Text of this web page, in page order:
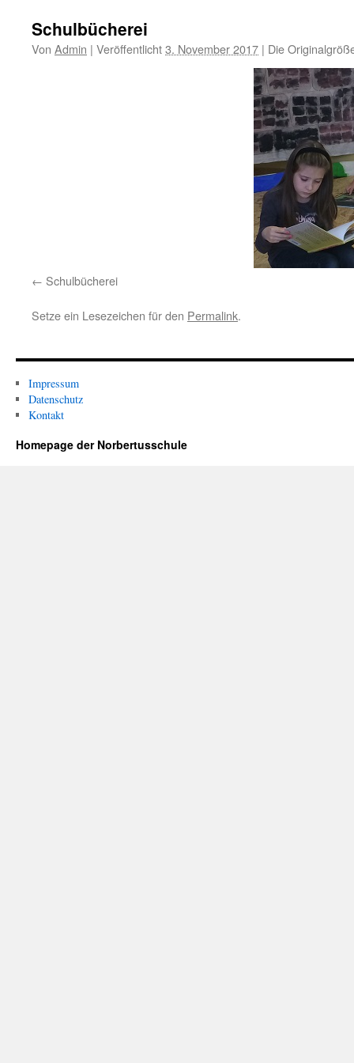
Schulbücherei
Von Admin | Veröffentlicht3. November 2017 | Die
Schulbücherei
Setze ein Lesezeichen für den Permalink.
Impressum
Datenschutz
Kontakt
Homepage der Norbertusschule